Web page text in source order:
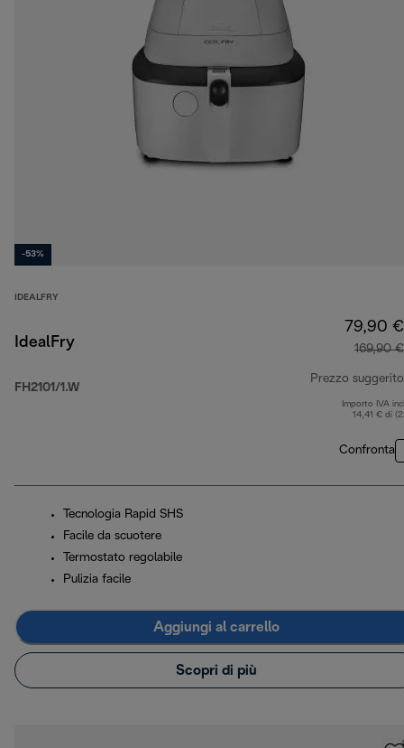
-53%
IDEALFRY
IdealFry
FH2101/1.W
79,90 €
169,90 €
Prezzo suggerito
Importo IVA
14,41 € di
Confronta
Tecnologia Rapid SHS
Facile da scuotere
Termostato regolabile
Pulizia facile
Aggiungi al carrello
Scopri di più